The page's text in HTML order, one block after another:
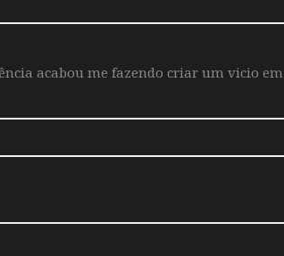
acabou me fazendo criar um vicio em